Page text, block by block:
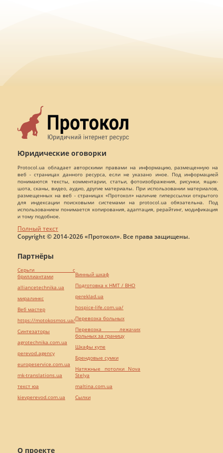
Юридические оговорки
Protocol.ua обладает авторскими правами на информацию, размещенную на
веб - страницах данного ресурса, если не указано иное. Под информацией
понимаются тексты, комментарии, статьи, фотоизображения, рисунки, ящик-
шота, сканы, видео, аудио, другие материалы. При использовании материалов,
размещенных на веб - страницах «Протокол» наличие гиперссылки открытого
для индексации поисковыми системами на protocol.ua обязательна. Под
использованием понимается копирования, адаптация, рерайтинг, модификация
и тому подобное.
Полный текст
Copyright © 2014-2026 «Протокол». Все права защищены.
О проекте
Партнёры
Серьги с
бриллиантами
alliancetechnika.ua
миралинкс
Веб мастер
https://motokosmos.ua/
Синтезаторы
agrotechnika.com.ua
perevod.agency
europeservice.com.ua
mk-translations.ua
текст юа
kievperevod.com.ua
Винный шкаф
Подготовка к НМТ / ВНО
pereklad.ua
hospice-life.com.ua/
Перевозка больных
Перевозка лежачих
больных за границу
Шкафы купе
Брендовые сумки
Натяжные потолки Nova
Stelya
maltina.com.ua
Cылки